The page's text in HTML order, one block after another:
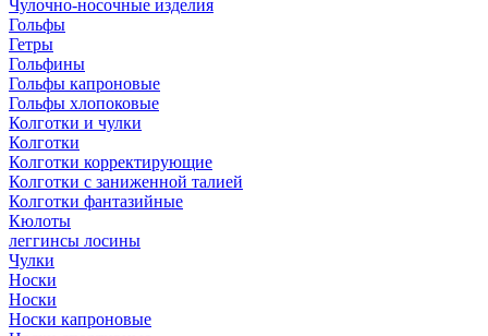
Чулочно-носочные изделия
Гольфы
Гетры
Гольфины
Гольфы капроновые
Гольфы хлопоковые
Колготки и чулки
Колготки
Колготки корректирующие
Колготки с заниженной талией
Колготки фантазийные
Кюлоты
леггинсы лосины
Чулки
Носки
Носки
Носки капроновые